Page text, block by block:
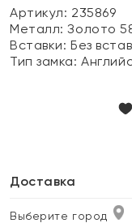
Артикул: 235869
Металл:Золото
Вставки:Без
Тип замка:
Доставка
Выберите город